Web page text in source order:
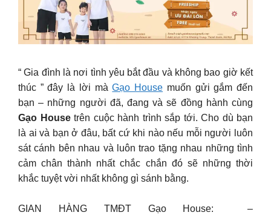
“ Gia đình là nơi tình yêu bắt đầu và không bao giờ kết
thúc ” đây là lời màGạo House muốn gửi gắm đến
bạn – những người đã, đang và sẽ đồng hành cùng
Gạo Housetrên cuộc hành trình sắp tới. Cho dù bạn
là ai và bạn ở đâu, bất cứ khi nào nếu mỗi người luôn
sát cánh bên nhau và luôn trao tặng nhau những tình
cảm chân thành nhất chắc chắn đó sẽ những thời
khắc tuyệt vời nhất không gì sánh bằng.
GIAN HÀNG TMĐT Gạo House: –